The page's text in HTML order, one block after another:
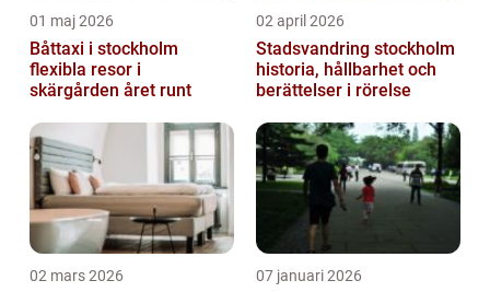
01 maj 2026
Båttaxi i stockholm
flexibla resor i
skärgården året runt
02 april 2026
Stadsvandring stockholm
historia, hållbarhet och
berättelser i rörelse
02 mars 2026 07 januari 2026